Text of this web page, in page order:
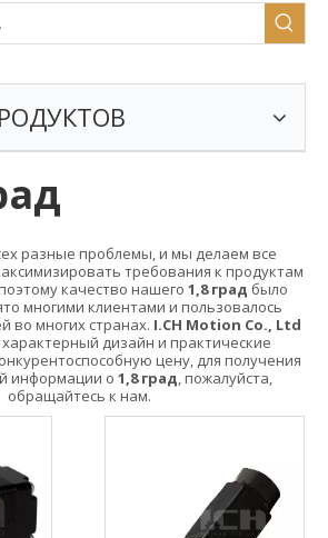
разные проблемы, и мы делаем все
требования к продуктам
качество нашего 1,8 град было
многими клиентами и пользовалось
во многих странах. I.CH Motion Co., Ltd
дизайн и практические
цену, для получения
информации о 1,8 град, пожалуйста,
обращайтесь к нам.